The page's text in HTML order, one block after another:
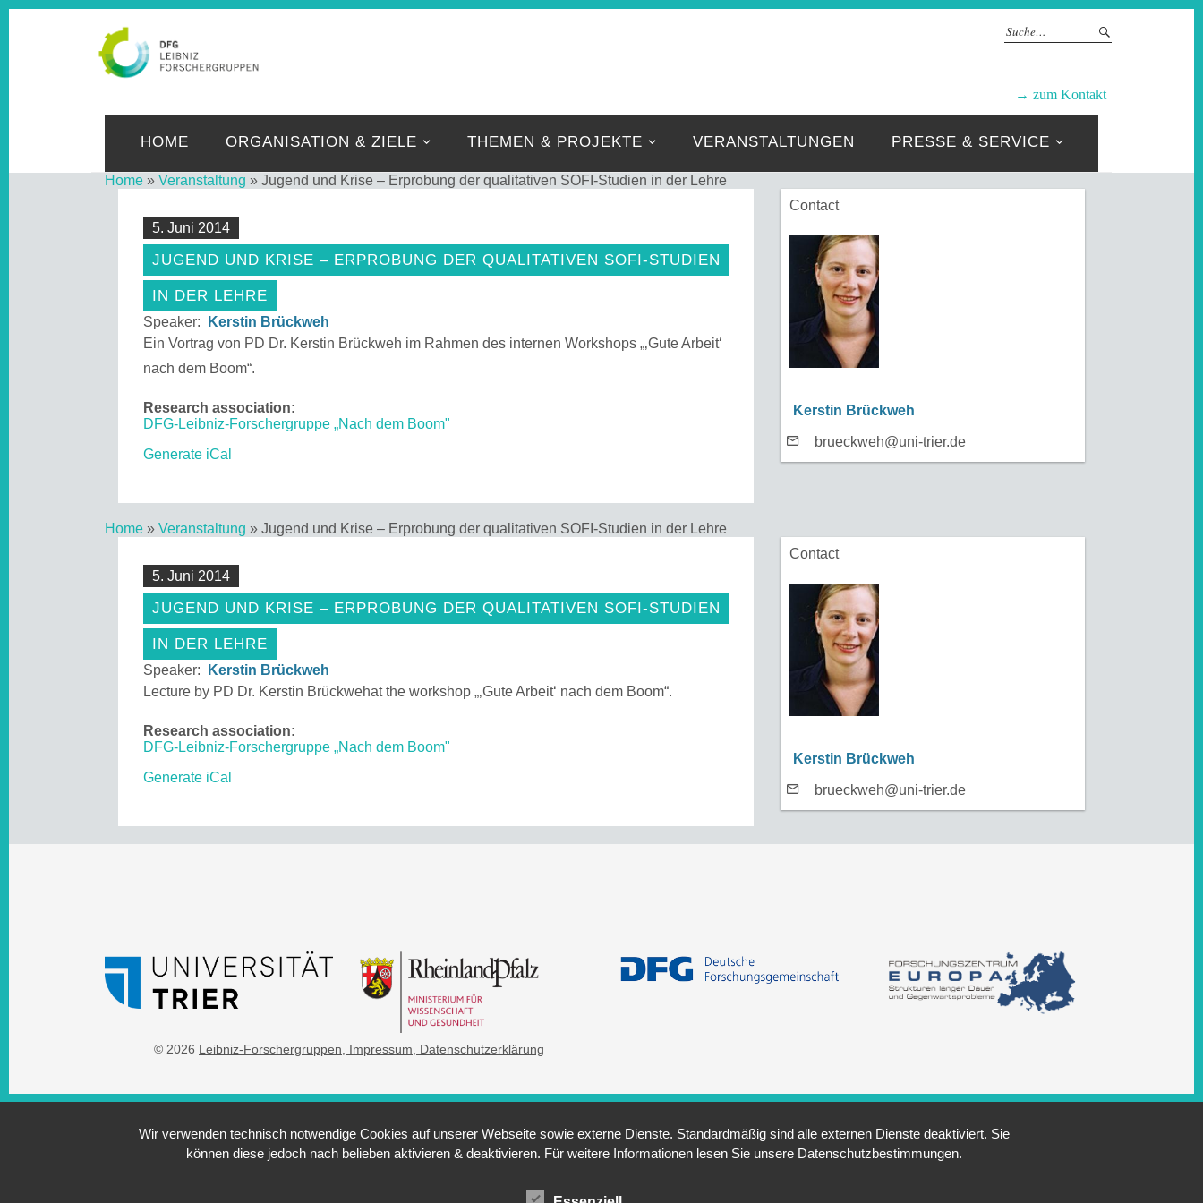
→ zum Kontakt
HOME ORGANISATION & ZIELE THEMEN & PROJEKTE VERANSTALTUNGEN PRESSE & SERVICE
Home » Veranstaltung » Jugend und Krise – Erprobung der qualitativen SOFI-Studien in der Lehre
5. Juni 2014
JUGEND UND KRISE – ERPROBUNG DER QUALITATIVEN SOFI-STUDIEN
IN DER LEHRE
Speaker:
Kerstin Brückweh
Ein Vortrag von PD Dr. Kerstin Brückweh im Rahmen des internen Workshops „‚Gute Arbeit‘
nach dem Boom“.
Research association:
DFG-Leibniz-Forschergruppe „Nach dem Boom"
Generate iCal
Contact
Kerstin Brückweh
brueckweh@uni-trier.de
Home » Veranstaltung » Jugend und Krise – Erprobung der qualitativen SOFI-Studien in der Lehre
5. Juni 2014
JUGEND UND KRISE – ERPROBUNG DER QUALITATIVEN SOFI-STUDIEN
IN DER LEHRE
Speaker:
Kerstin Brückweh
Lecture by PD Dr. Kerstin Brückwehat the workshop „‚Gute Arbeit‘ nach dem Boom“.
Research association:
DFG-Leibniz-Forschergruppe „Nach dem Boom"
Generate iCal
Contact
Kerstin Brückweh
brueckweh@uni-trier.de
© 2026 Leibniz-Forschergruppen , Impressum , Datenschutzerklärung
Wir verwenden technisch notwendige Cookies auf unserer Webseite sowie externe Dienste. Standardmäßig sind alle externen Dienste deaktiviert. Sie
können diese jedoch nach belieben aktivieren & deaktivieren. Für weitere Informationen lesen Sie unsere Datenschutzbestimmungen.